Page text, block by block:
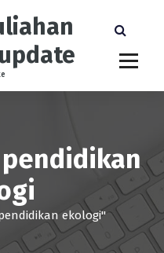
pendidikan
ekologi"